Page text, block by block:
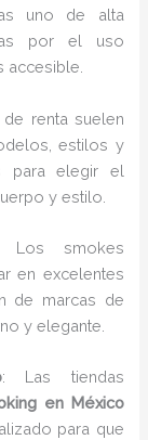
uno de alta
por el uso
accesible.
de renta suelen
estilos y
para elegir el
y estilo.
Los smokes
en excelentes
de marcas de
y elegante.
: Las tiendas
en México
para que